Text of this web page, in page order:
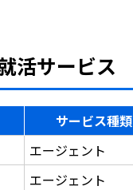
活サービス
サービス種類
エージェント
エージェント